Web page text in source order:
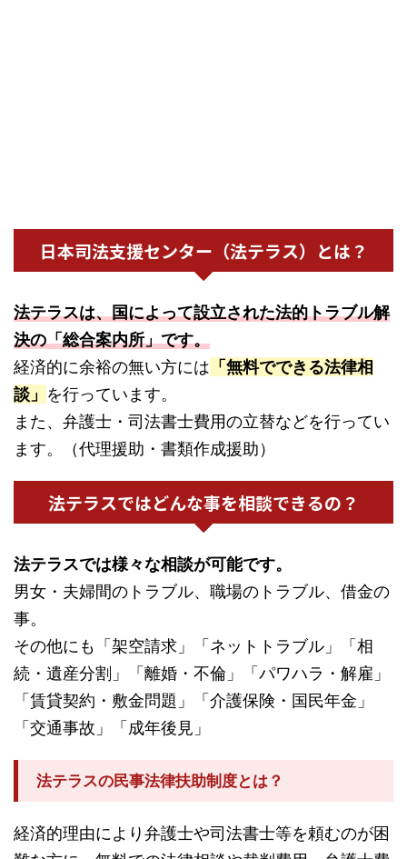
日本司法支援センター（法テラス）とは？
法テラスは、国によって設立された法的トラブル解
決の「総合案内所」です。
経済的に余裕の無い方には 「無料でできる法律相
談」 を行っています。
また、弁護士・司法書士費用の立替などを行ってい
ます。（代理援助・書類作成援助）
法テラスではどんな事を相談できるの？
法テラスでは様々な相談が可能です。
男女・夫婦間のトラブル、職場のトラブル、借金の
事。
その他にも「架空請求」「ネットトラブル」「相
続・遺産分割」「離婚・不倫」「パワハラ・解雇」
「賃貸契約・敷金問題」「介護保険・国民年金」
「交通事故」「成年後見」
法テラスの民事法律扶助制度とは？
経済的理由により弁護士や司法書士等を頼むのが困